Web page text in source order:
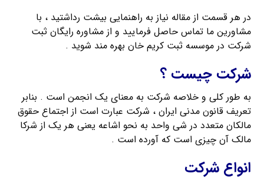
در هر قسمت از مقاله نیاز به راهنمایی بیشت رداشتید ، با
مشاورین ما تماس حاصل فرمایید و از مشاوره رایگان ثبت
شرکت در موسسه ثبت کریم خان بهره مند شوید .
شرکت چیست ؟
به طور کلی و خلاصه شرکت به معنای یک انجمن است . بنابر
تعریف قانون مدنی ایران ، شرکت عبارت است از اجتماع حقوق
مالکان متعدد در شی واحد به نحو اشاعه یعنی هر یک از شرکا
مالک آن چیزی است که آورده است .
انواع شرکت